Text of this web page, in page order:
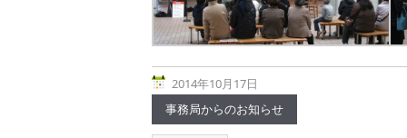
2014年10月17日
事務局からのお知らせ